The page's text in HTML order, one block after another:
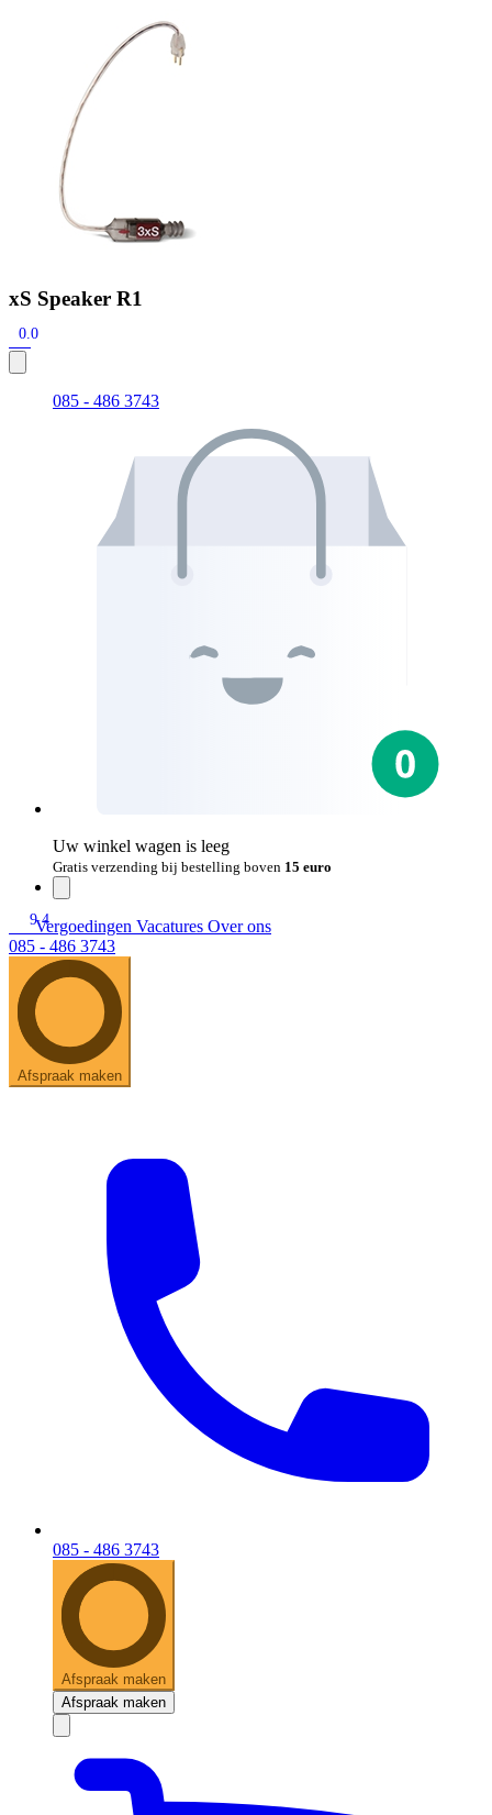
Snel zoeken
Signia hoortoestellen
Allure AI
Hoortoestelbatterijen
Onderhoudsartikelen
Signia Active Mini IX - Oplaadbaar
De Signia Active Mini IX is het nieuwste hoortoestel van Signia.
xS Speaker R1
0.0
085 - 486 3743
Uw winkel wagen is leeg
Gratis verzending bij bestelling boven 15 euro
9.4
Vergoedingen Vacatures Over ons
085 - 486 3743
Afspraak maken
085 - 486 3743
Afspraak maken
Afspraak maken